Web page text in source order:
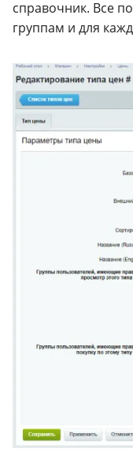
справочник. Все
группам и для